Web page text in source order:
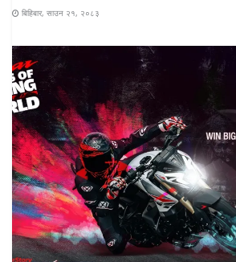
बिहिबार, साउन २१, २०८३